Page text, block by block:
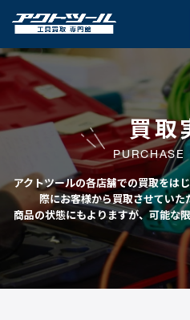
買取
PURCHASE
アクトツールの各店舗での買取をは
際にお客様から買取させてい
商品の状態にもよりますが、可能な